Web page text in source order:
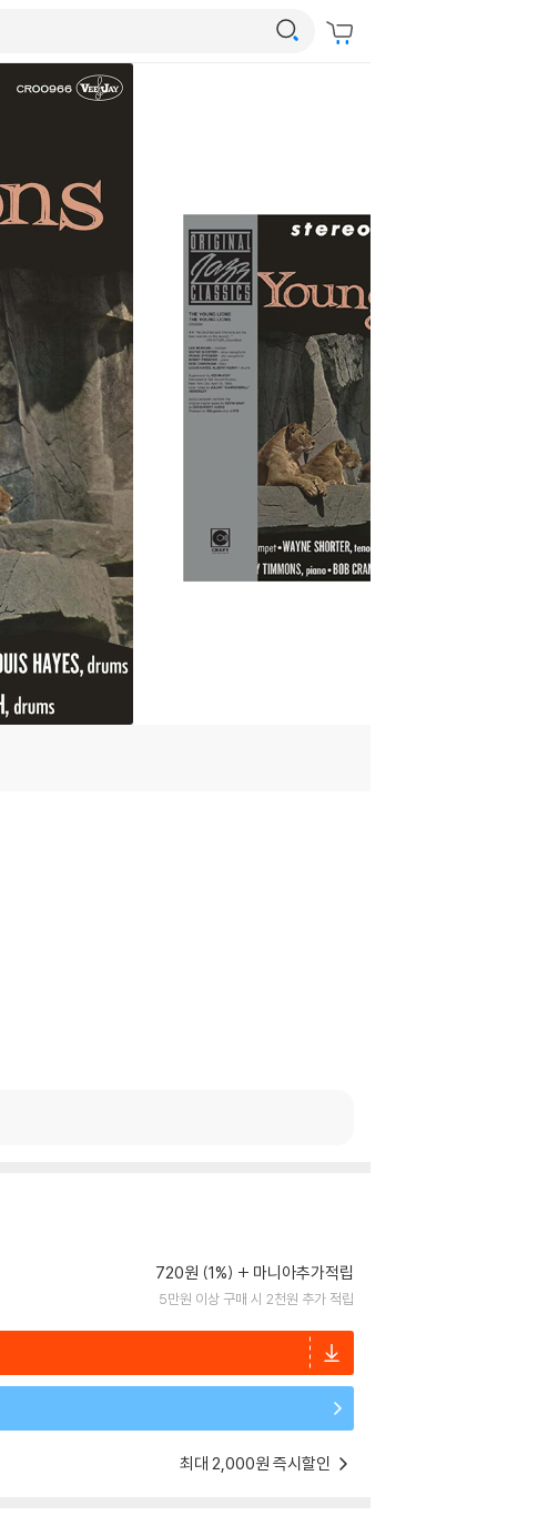
720원 (1%) 마니아추가적립
5만원 이상 구매 시 2천원 추가 적립
최대 2,000원 즉시할인